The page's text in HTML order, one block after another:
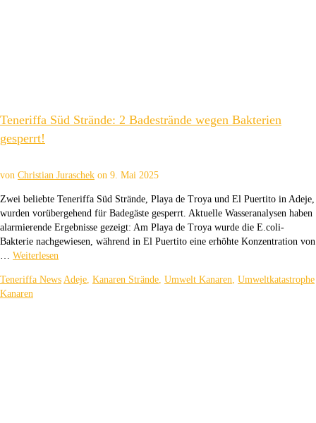
Teneriffa Süd Strände: 2 Badestrände wegen Bakterien
gesperrt!
von Christian Juraschek on 9. Mai 2025
Zwei beliebte Teneriffa Süd Strände, Playa de Troya und El Puertito in Adeje,
wurden vorübergehend für Badegäste gesperrt. Aktuelle Wasseranalysen haben
alarmierende Ergebnisse gezeigt: Am Playa de Troya wurde die E.coli-
Bakterie nachgewiesen, während in El Puertito eine erhöhte Konzentration von
… Weiterlesen
Teneriffa News Adeje, Kanaren Strände, Umwelt Kanaren, Umweltkatastrophe
Kanaren